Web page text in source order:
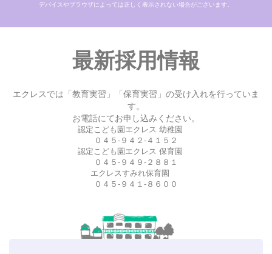
デバイスやブラウザによっては正しく表示されない場合がございます。
最新採用情報
エクレスでは「教育実習」「保育実習」の受け入れを行っていま
す。
お電話にてお申し込みください。
認定こども園エクレス 幼稚園
０４５-９４２-４１５２
認定こども園エクレス 保育園
０４５-９４９-２８８１
エクレスすみれ保育園
０４５-９４１-８６００